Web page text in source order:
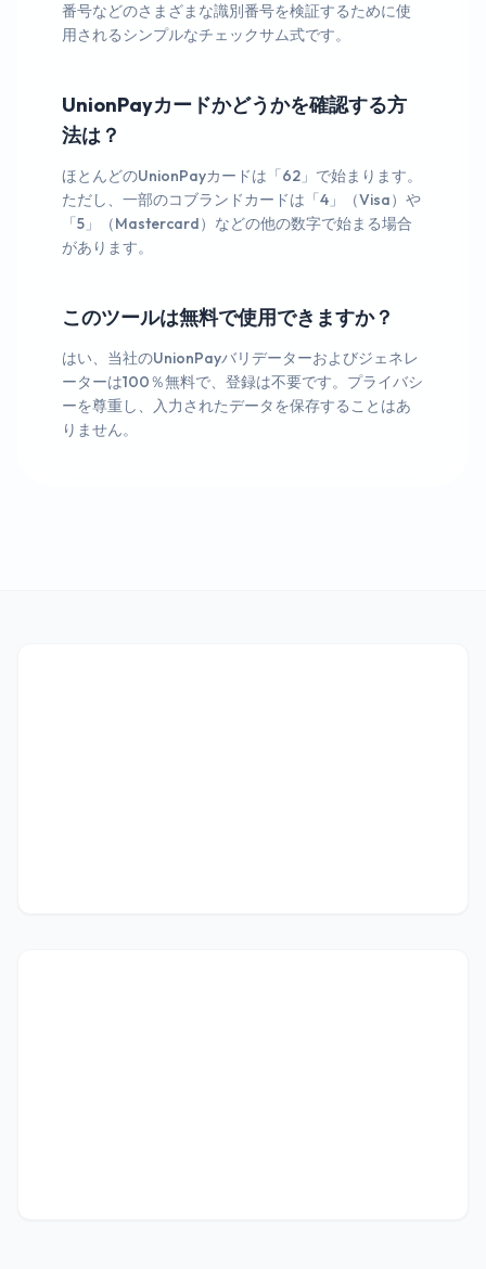
番号などのさまざまな識別番号を検証するために使
用されるシンプルなチェックサム式です。
UnionPayカードかどうかを確認する方
法は？
ほとんどのUnionPayカードは「62」で始まります。
ただし、一部のコブランドカードは「4」（Visa）や
「5」（Mastercard）などの他の数字で始まる場合
があります。
このツールは無料で使用できますか？
はい、当社のUnionPayバリデーターおよびジェネレ
ーターは100％無料で、登録は不要です。プライバシ
ーを尊重し、入力されたデータを保存することはあ
りません。